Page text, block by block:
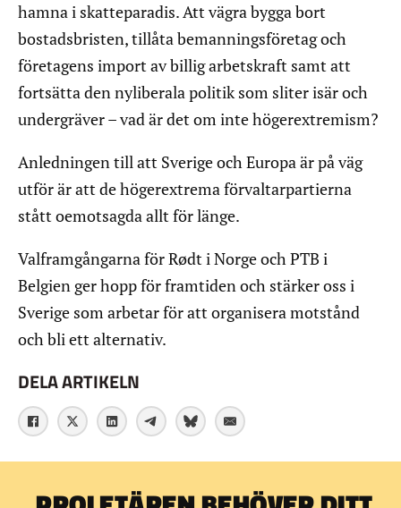
hamna i skatteparadis. Att vägra bygga bort
bostadsbristen, tillåta bemanningsföretag och
företagens import av billig arbetskraft samt att
fortsätta den nyliberala politik som sliter isär och
undergräver – vad är det om inte högerextremism?
Anledningen till att Sverige och Europa är på väg
utför är att de högerextrema förvaltarpartierna
stått oemotsagda allt för länge.
Valframgångarna för Rødt i Norge och PTB i
Belgien ger hopp för framtiden och stärker oss i
Sverige som arbetar för att organisera motstånd
och bli ett alternativ.
DELA ARTIKELN